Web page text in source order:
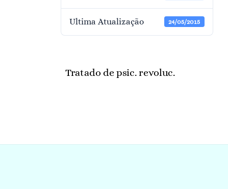
Ultima Atualização 24/05/2015
Tratado de psic. revoluc.